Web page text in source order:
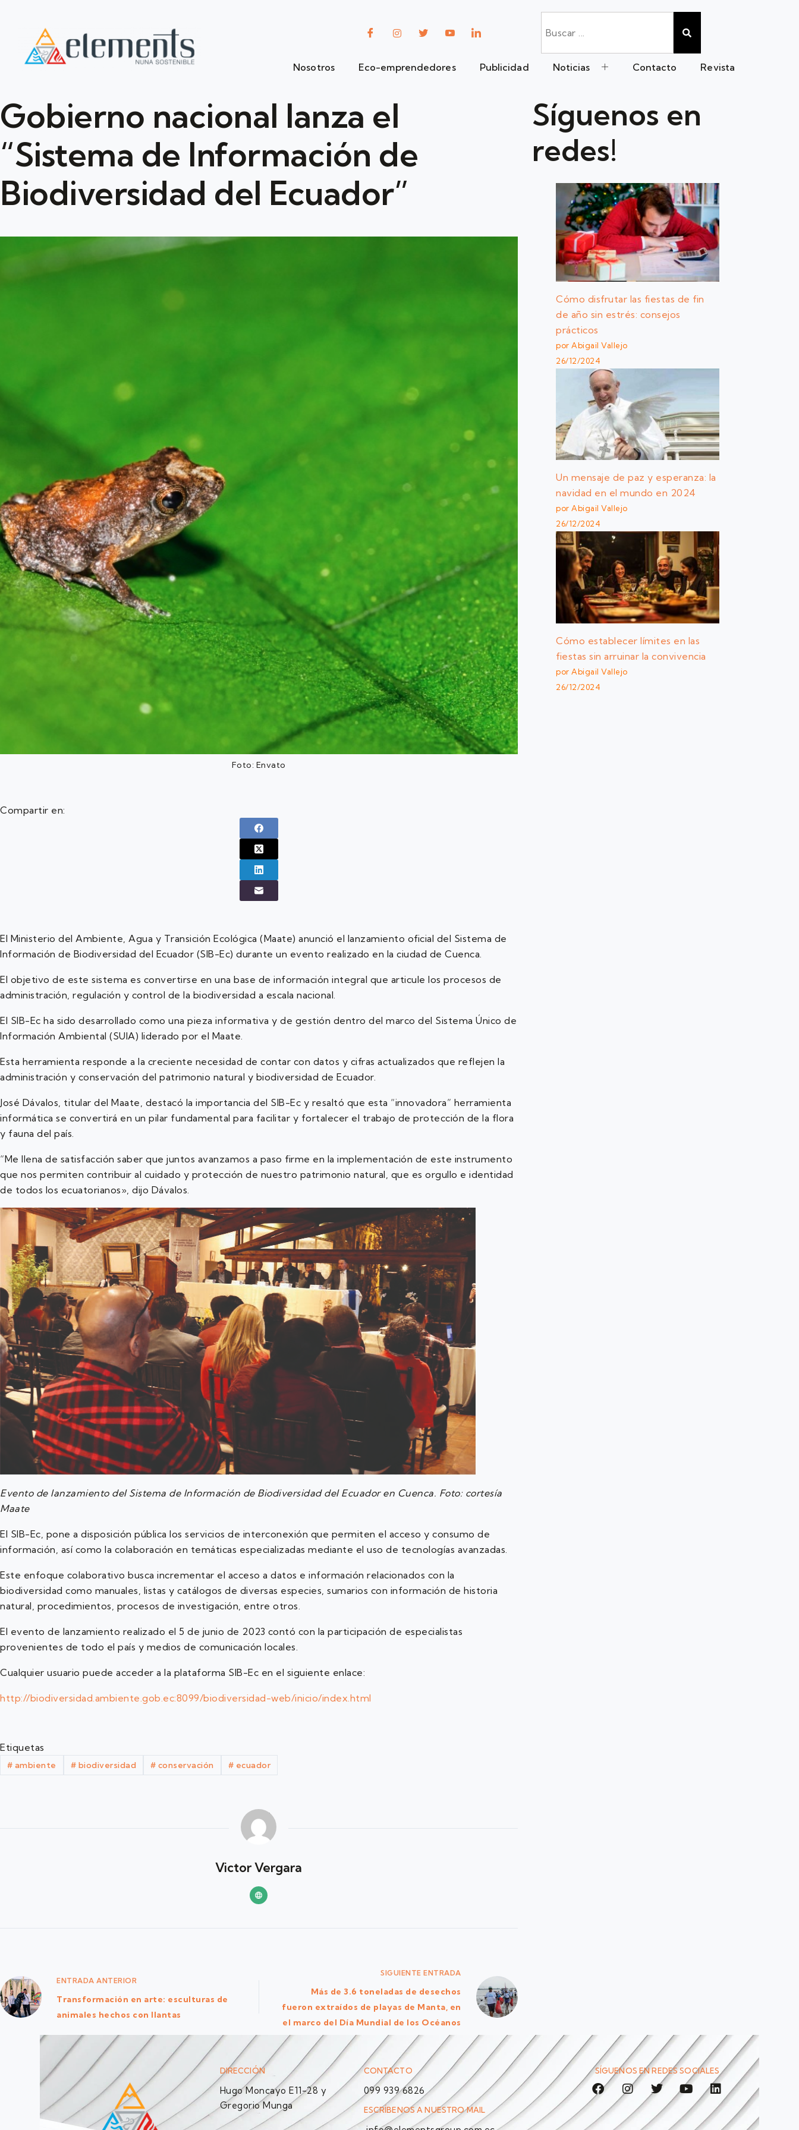
Nosotros Eco-emprendedores Publicidad Noticias Contacto Revista
Gobierno nacional lanza el
“Sistema de Información de
Biodiversidad del Ecuador”
Foto: Envato
Compartir en:
El Ministerio del Ambiente, Agua y Transición Ecológica (Maate) anunció el lanzamiento oficial del Sistema de
Información de Biodiversidad del Ecuador (SIB-Ec) durante un evento realizado en la ciudad de Cuenca.
El objetivo de este sistema es convertirse en una base de información integral que articule los procesos de
administración, regulación y control de la biodiversidad a escala nacional.
El SIB-Ec ha sido desarrollado como una pieza informativa y de gestión dentro del marco del Sistema Único de
Información Ambiental (SUIA) liderado por el Maate.
Esta herramienta responde a la creciente necesidad de contar con datos y cifras actualizados que reflejen la
administración y conservación del patrimonio natural y biodiversidad de Ecuador.
José Dávalos, titular del Maate, destacó la importancia del SIB-Ec y resaltó que esta “innovadora” herramienta
informática se convertirá en un pilar fundamental para facilitar y fortalecer el trabajo de protección de la flora
y fauna del país.
“Me llena de satisfacción saber que juntos avanzamos a paso firme en la implementación de este instrumento
que nos permiten contribuir al cuidado y protección de nuestro patrimonio natural, que es orgullo e identidad
de todos los ecuatorianos», dijo Dávalos.
Evento de lanzamiento del Sistema de Información de Biodiversidad del Ecuador en Cuenca. Foto: cortesía
Maate
El SIB-Ec, pone a disposición pública los servicios de interconexión que permiten el acceso y consumo de
información, así como la colaboración en temáticas especializadas mediante el uso de tecnologías avanzadas.
Este enfoque colaborativo busca incrementar el acceso a datos e información relacionados con la
biodiversidad como manuales, listas y catálogos de diversas especies, sumarios con información de historia
natural, procedimientos, procesos de investigación, entre otros.
El evento de lanzamiento realizado el 5 de junio de 2023 contó con la participación de especialistas
provenientes de todo el país y medios de comunicación locales.
Cualquier usuario puede acceder a la plataforma SIB-Ec en el siguiente enlace:
http://biodiversidad.ambiente.gob.ec:8099/biodiversidad-web/inicio/index.html
Etiquetas
# ambiente # biodiversidad # conservación # ecuador
Victor Vergara
ENTRADA ANTERIOR
Transformación en arte: esculturas de
animales hechos con llantas
SIGUIENTEENTRADA
Más de 3.6 toneladas de desechos
fueron extraídos de playas de Manta, en
el marco del Día Mundial de los Océanos
Síguenos en
redes!
Cómo disfrutar las fiestas de fin
de año sin estrés: consejos
prácticos
por Abigail Vallejo
26/12/2024
Un mensaje de paz y esperanza: la
navidad en el mundo en 2024
por Abigail Vallejo
26/12/2024
Cómo establecer límites en las
fiestas sin arruinar la convivencia
por Abigail Vallejo
26/12/2024
DIRECCIÓN
Hugo Moncayo E11-28 y
Gregorio Munga
CONTACTO
099 939 6826
ESCRÍBENOS A NUESTRO MAIL
SÍGUENOS EN REDES SOCIALES